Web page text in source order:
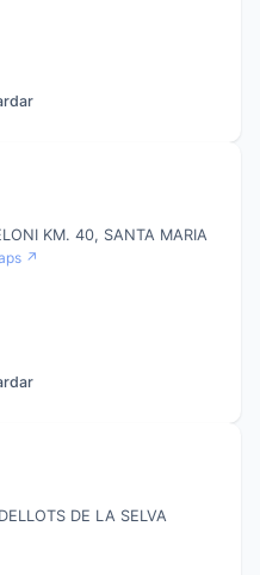
KM. 40, SANTA MARIA
↗
DE LA SELVA